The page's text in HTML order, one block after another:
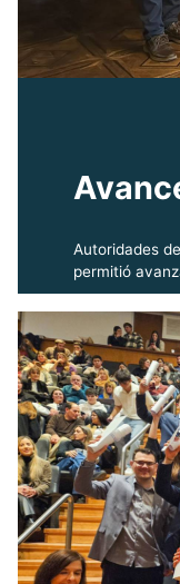
Autoridades
permitió